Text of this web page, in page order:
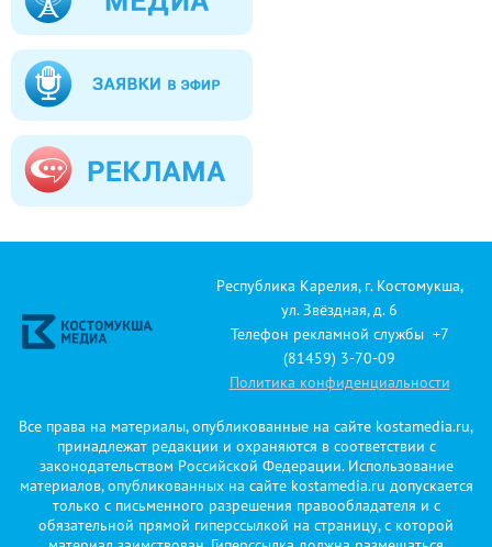
Республика Карелия, г. Костомукша,
ул. Звёздная, д. 6
Телефон рекламной службы +7
(81459) 3-70-09
Политика конфиденциальности
Все права на материалы, опубликованные на сайте kostamedia.ru,
принадлежат редакции и охраняются в соответствии с
законодательством Российской Федерации. Использование
материалов, опубликованных на сайте kostamedia.ru допускается
только с письменного разрешения правообладателя и с
обязательной прямой гиперссылкой на страницу, с которой